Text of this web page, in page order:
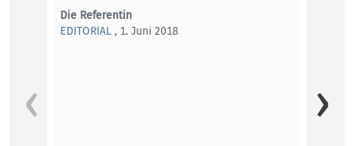
Die Referentin
EDITORIAL , 1. Juni 2018